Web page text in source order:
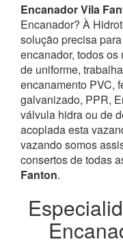
Encanador Vila
Encanador? À
solução precisa
encanador, todos
de uniforme,
encanamento PVC,
galvanizado, PPR,
válvula hidra ou de
acoplada esta
vazando somos
consertos de todas
Fanton.